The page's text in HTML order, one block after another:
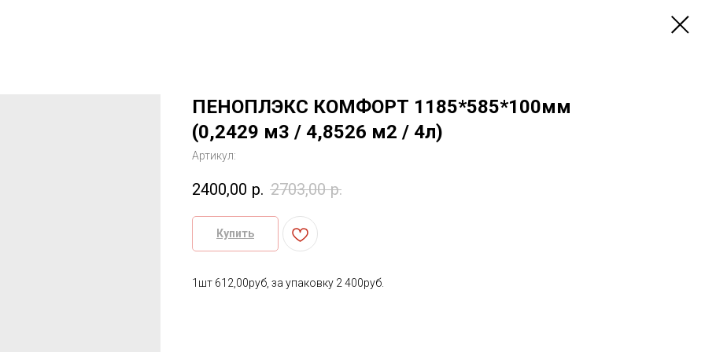
ПЕНОПЛЭКС КОМФОРТ 1185*585*100мм
(0,2429 м3 / 4,8526 м2 / 4л)
Артикул:
2400,00 р. 2703,00 р.
Купить
1шт 612,00руб, за упаковку 2 400руб.